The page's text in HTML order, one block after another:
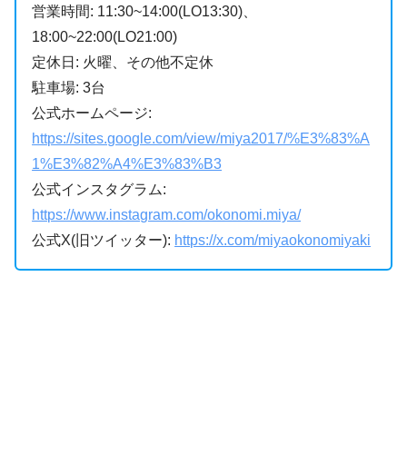
営業時間: 11:30~14:00(LO13:30)、
18:00~22:00(LO21:00)
定休日: 火曜、その他不定休
駐車場: 3台
公式ホームページ:
https://sites.google.com/view/miya2017/%E3%83%A
1%E3%82%A4%E3%83%B3
公式インスタグラム:
https://www.instagram.com/okonomi.miya/
公式X(旧ツイッター): https://x.com/miyaokonomiyaki